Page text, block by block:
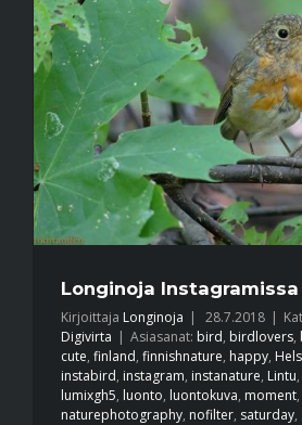
Longinoja Instagramissa
Kirjoittaja Longinoja | 28.7.2018 |
Digivirta | Asiasanat: bird, birdlovers,
cute, finland, finnishnature, happy,
instabird, instagram, instanature, Lintu,
lumixgh5, luonto, luontokuva, moment,
naturephotography, nofilter, saturday,